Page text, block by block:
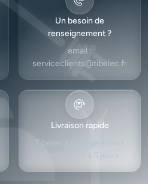
Un besoin de
renseignement ?
email :
serviceclients@tibelec.fr
Livraison rapide
Tibelec s'engage à vous
livrer sous 3 à 5 jours